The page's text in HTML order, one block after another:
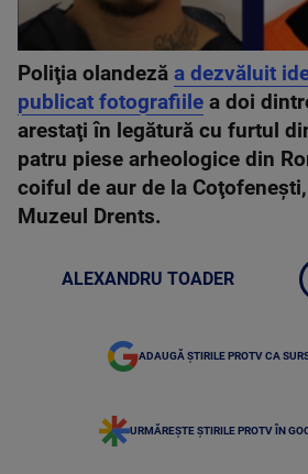
Poliţia olandeză a dezvăluit
publicat fotografiile a doi
arestaţi în legătură cu furtul
patru piese arheologice din
coiful de aur de la
Muzeul Drents.
ALEXANDRU TOADER
ADAUGĂ ȘTIRILE PROTV CA
URMĂREȘTE ȘTIRILE PROTV ÎN